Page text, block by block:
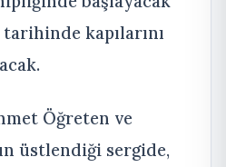
kapılarını
Öğreten ve
üstlendiği sergide,